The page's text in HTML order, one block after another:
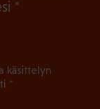
(Pakollinen)
käsittelyn
*